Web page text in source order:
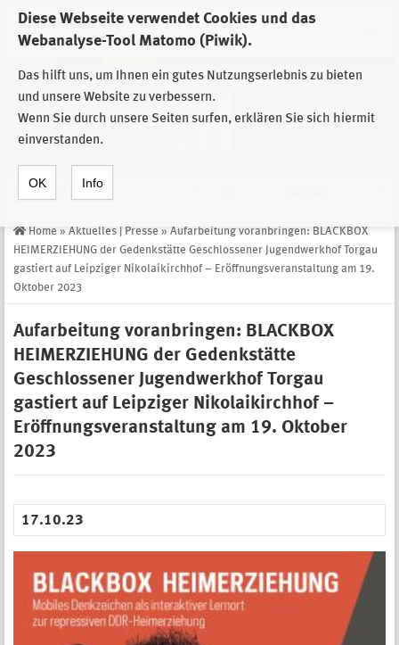
Diese Webseite verwendet Cookies und das
Webanalyse-Tool Matomo (Piwik).
Das hilft uns, um Ihnen ein gutes Nutzungserlebnis zu bieten
und unsere Website zu verbessern.
Wenn Sie durch unsere Seiten surfen, erklären Sie sich hiermit
einverstanden.
OK Info
Zur Auswahl der Einrichtungen der
Stiftung Sächsische Gedenkstätten
Home » Aktuelles | Presse » Aufarbeitung voranbringen: BLACKBOX
HEIMERZIEHUNG der Gedenkstätte Geschlossener Jugendwerkhof Torgau
gastiert auf Leipziger Nikolaikirchhof – Eröffnungsveranstaltung am 19.
Oktober 2023
Aufarbeitung voranbringen: BLACKBOX
HEIMERZIEHUNG der Gedenkstätte
Geschlossener Jugendwerkhof Torgau
gastiert auf Leipziger Nikolaikirchhof –
Eröffnungsveranstaltung am 19. Oktober
2023
17.10.23